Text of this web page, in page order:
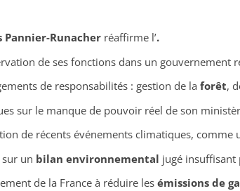
Pannier-Runacherréaffirme l’.
de ses fonctions dans un gouvernement
de responsabilités : gestion de la forêt,
sur le manque de pouvoir réel de son
de récents événements climatiques, comme
un bilan environnemental jugé insuffisant
de la France à réduire lesémissions de